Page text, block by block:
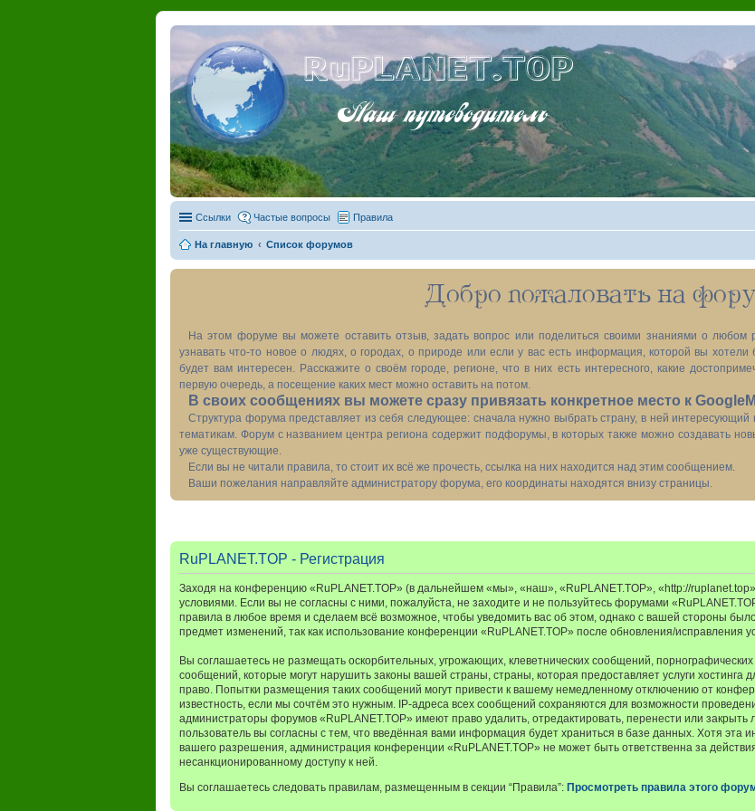
RuPLANET.TOP
Наш путеводитель
Ссылки Частые вопросы Правила
На главную Список форумов
Добро пожаловать на
На этом форуме вы можете оставить отзыв, задать вопрос или поделиться своими знаниями о любом
узнавать что-то новое о людях, о городах, о природе или если у вас есть информация, которой вы
будет вам интересен. Расскажите о своём городе, регионе, что в них есть интересного, какие
первую очередь, а посещение каких мест можно оставить на потом.
В своих сообщениях вы можете сразу привязать конкретное место к
Структура форума представляет из себя следующее: сначала нужно выбрать страну, в ней
тематикам. Форум с названием центра региона содержит подфорумы, в которых также можно создавать
уже существующие.
Если вы не читали правила, то стоит их всё же прочесть, ссылка на них находится над этим сообщением.
Ваши пожелания направляйте администратору форума, его координаты находятся внизу страницы.
RuPLANET.TOP - Регистрация
Заходя на конференцию «RuPLANET.TOP» (в дальнейшем «мы», «наш», «RuPLANET.TOP», «http://
условиями. Если вы не согласны с ними, пожалуйста, не заходите и не пользуйтесь форумами
правила в любое время и сделаем всё возможное, чтобы уведомить вас об этом, однако с вашей стороны
предмет изменений, так как использование конференции «RuPLANET.TOP» после обновления/исправления
Вы соглашаетесь не размещать оскорбительных, угрожающих, клеветнических сообщений,
сообщений, которые могут нарушить законы вашей страны, страны, которая предоставляет услуги
право. Попытки размещения таких сообщений могут привести к вашему немедленному отключению от
известность, если мы сочтём это нужным. IP-адреса всех сообщений сохраняются для возможности
администраторы форумов «RuPLANET.TOP» имеют право удалить, отредактировать, перенести или
пользователь вы согласны с тем, что введённая вами информация будет храниться в базе данных. Хотя эта
вашего разрешения, администрация конференции «RuPLANET.TOP» не может быть ответственна за
несанкционированному доступу к ней.
Вы соглашаетесь следовать правилам, размещенным в секции “Правила”: Просмотреть правила этого